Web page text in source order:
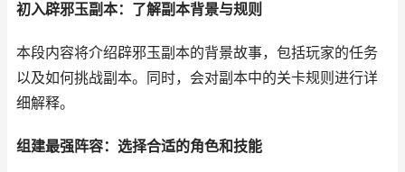
初入辟邪玉副本：了解副本背景与规则
本段内容将介绍辟邪玉副本的背景故事，包括玩家的任务
以及如何挑战副本。同时，会对副本中的关卡规则进行详
细解释。
组建最强阵容：选择合适的角色和技能